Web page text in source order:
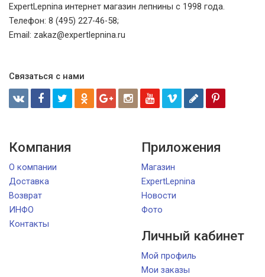
ExpertLepnina интернет магазин лепнины с 1998 года.
Телефон: 8 (495) 227-46-58;
Email: zakaz@expertlepnina.ru
Связаться с нами
Компания
О компании
Доставка
Возврат
ИНФО
Контакты
Приложения
Магазин
ExpertLepnina
Новости
Фото
Личный кабинет
Мой профиль
Мои заказы